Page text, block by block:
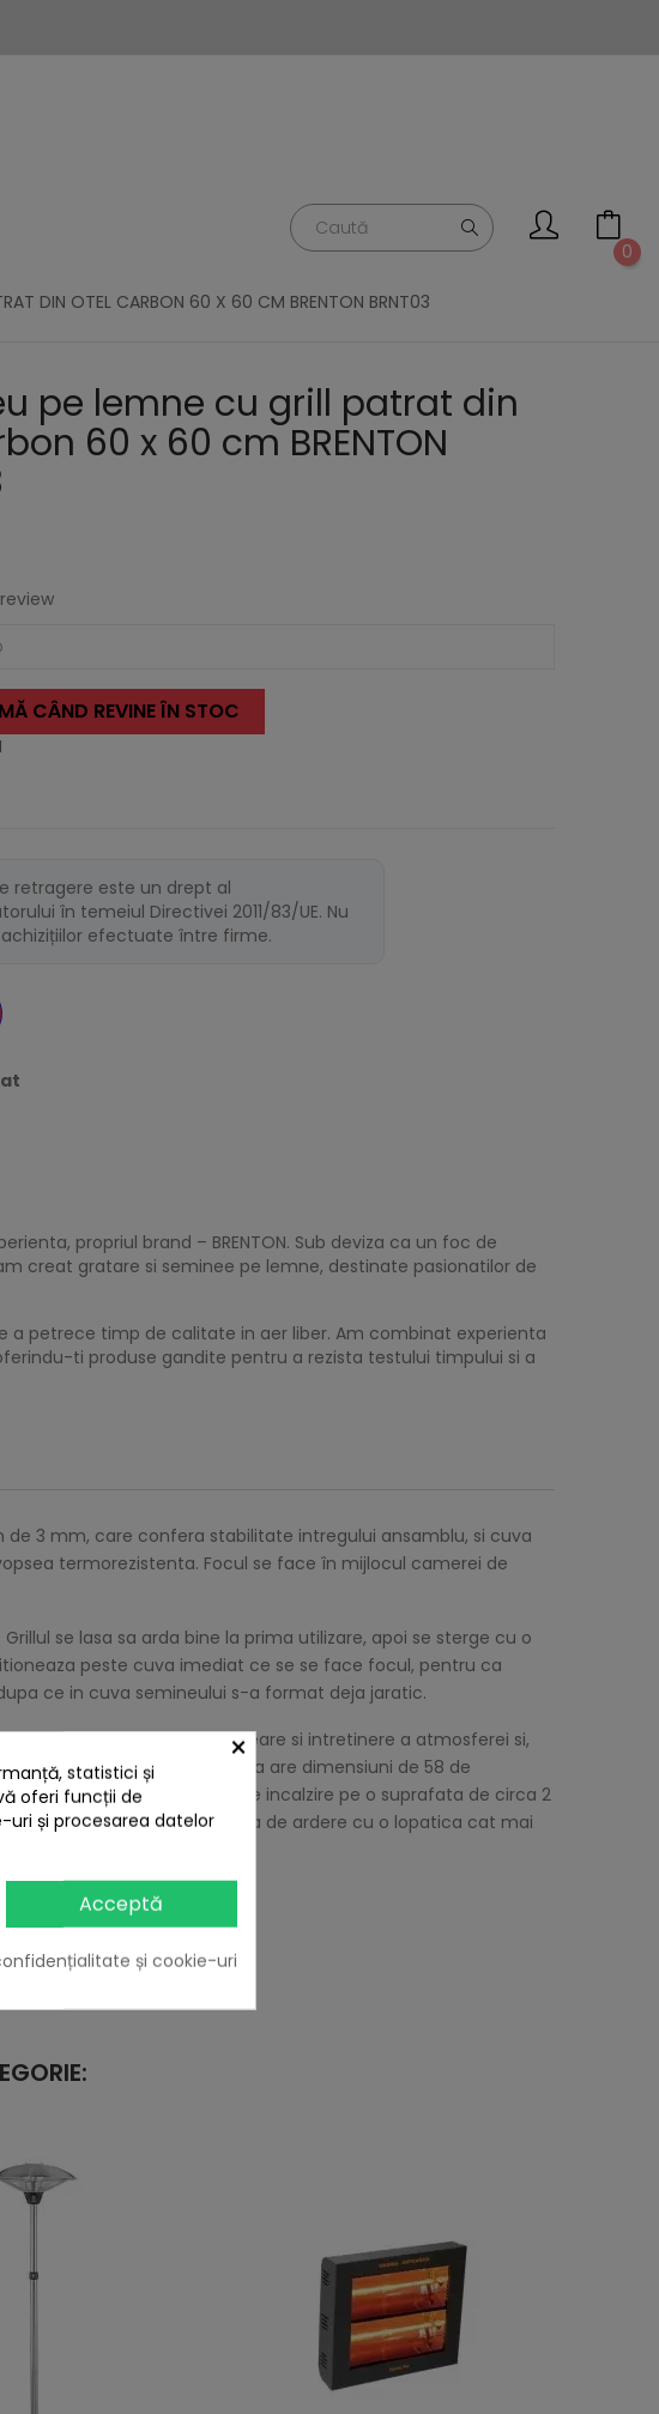
0
DIN OTEL CARBON 60 X 60 CM BRENTON BRNT03
pe lemne cu grill patrat din
60 x 60 cm BRENTON
CÂND REVINE ÎN STOC
retragere este un drept al
în temeiul Directivei 2011/83/UE. Nu
efectuate între firme.
propriul brand – BRENTON. Sub deviza ca un foc de
creat gratare si seminee pe lemne, destinate pasionatilor de
a petrece timp de calitate in aer liber. Am combinat experienta
ti produse gandite pentru a rezista testului timpului si a
3 mm, care confera stabilitate intregului ansamblu, si cuva
termorezistenta. Focul se face în mijlocul camerei de
se lasa sa arda bine la prima utilizare, apoi se sterge cu o
peste cuva imediat ce se se face focul, pentru ca
ce in cuva semineului s-a format deja jaratic.
si rol de incalzire, si de creare si intretinere a atmosferei si,
ardere, mai ales ca aceasta are dimensiuni de 58 de
avand capacitate de incalzire pe o suprafata de circa 2
se colecteaza din camera de ardere cu o lopatica cat mai
×
statistici și
oferi funcții de
și procesarea datelor
Acceptă
și cookie-uri